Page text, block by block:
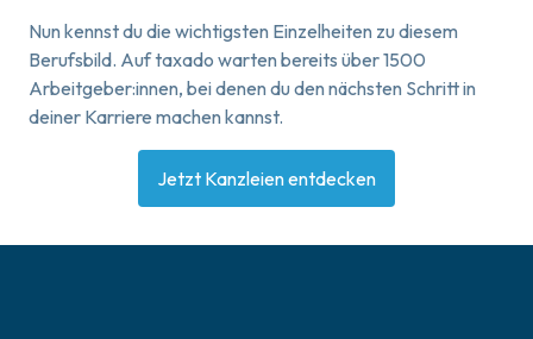
Nun kennst du die wichtigsten Einzelheiten zu diesem
Berufsbild. Auf taxado warten bereits über 1500
Arbeitgeber:innen, bei denen du den nächsten Schritt in
deiner Karriere machen kannst.
Jetzt Kanzleien entdecken